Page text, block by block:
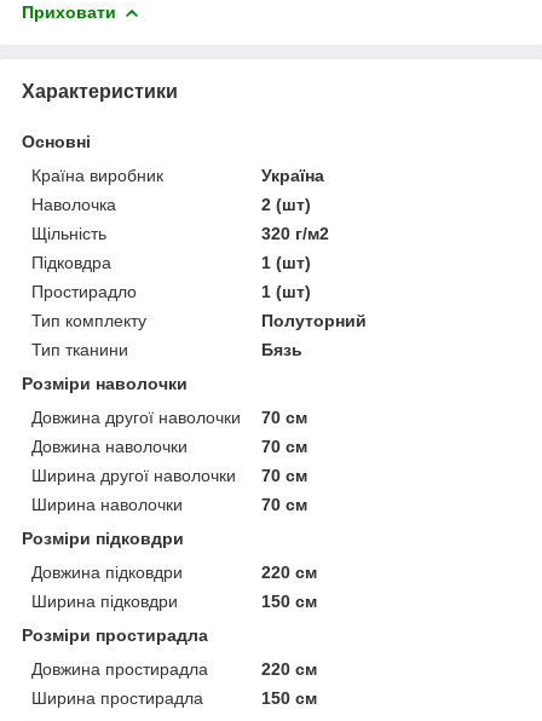
Приховати
Характеристики
Основні
Країна виробник
Україна
Наволочка
2 (шт)
Щільність
320 г/м2
Підковдра
1 (шт)
Простирадло
1 (шт)
Тип комплекту
Полуторний
Тип тканини
Бязь
Розміри наволочки
Довжина другої наволочки
70 см
Довжина наволочки
70 см
Ширина другої наволочки
70 см
Ширина наволочки
70 см
Розміри підковдри
Довжина підковдри
220 см
Ширина підковдри
150 см
Розміри простирадла
Довжина простирадла
220 см
Ширина простирадла
150 см